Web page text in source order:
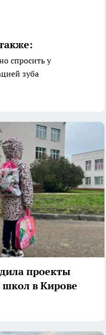
спросить у
зуба
проекты
школ в Кирове